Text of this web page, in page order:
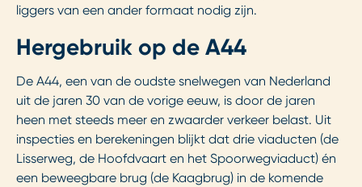
liggers van een ander formaat nodig zijn.
Hergebruik op de A44
De A44, een van de oudste snelwegen van Nederland
uit de jaren 30 van de vorige eeuw, is door de jaren
heen met steeds meer en zwaarder verkeer belast. Uit
inspecties en berekeningen blijkt dat drie viaducten (de
Lisserweg, de Hoofdvaart en het Spoorwegviaduct) én
een beweegbare brug (de Kaagbrug) in de komende